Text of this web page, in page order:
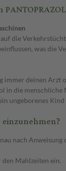
auf die
was die
deinen Arzt
in die
ungeborenes
einzunehmen?
nach
Mahlzeiten ein.